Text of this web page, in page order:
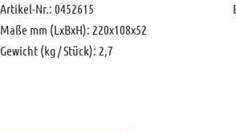
Artikel-Nr.: 0452615
Maße mm (LxBxH): 220x108x52
Gewicht (kg / Stück): 2,7